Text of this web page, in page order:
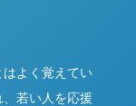
よく覚えてい
若い人を応援